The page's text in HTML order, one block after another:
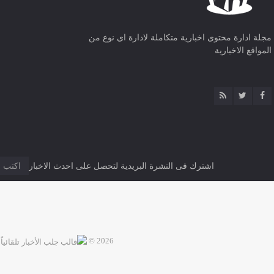
مجلة ادارة محتوى اخبارية متكاملة لادارة اى نوع من
المواقع الاخبارية
اشترك فى النشرة البريدية لتحصل على احدث الاخبار
2026 ©